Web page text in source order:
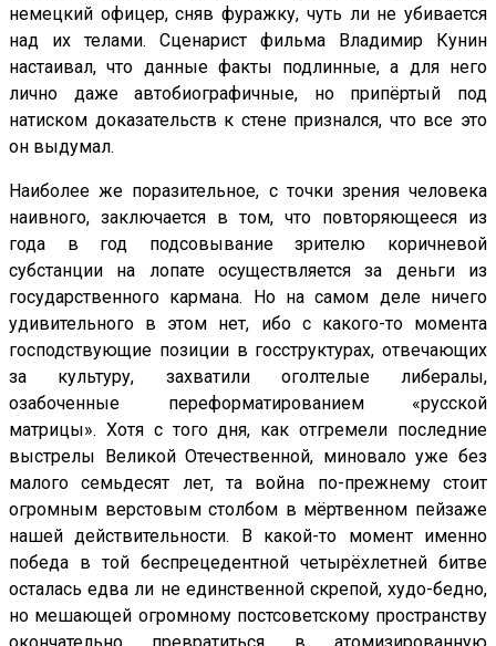
немецкий офицер, сняв фуражку, чуть ли не убивается
над их телами. Сценарист фильма Владимир Кунин
настаивал, что данные факты подлинные, а для него
лично даже автобиографичные, но припёртый под
натиском доказательств к стене признался, что все это
он выдумал.
Наиболее же поразительное, с точки зрения человека
наивного, заключается в том, что повторяющееся из
года в год подсовывание зрителю коричневой
субстанции на лопате осуществляется за деньги из
государственного кармана. Но на самом деле ничего
удивительного в этом нет, ибо с какого-то момента
господствующие позиции в госструктурах, отвечающих
за культуру, захватили оголтелые либералы,
озабоченные переформатированием «русской
матрицы». Хотя с того дня, как отгремели последние
выстрелы Великой Отечественной, миновало уже без
малого семьдесят лет, та война по-прежнему стоит
огромным верстовым столбом в мёртвенном пейзаже
нашей действительности. В какой-то момент именно
победа в той беспрецедентной четырёхлетней битве
осталась едва ли не единственной скрепой, худо-бедно,
но мешающей огромному постсоветскому пространству